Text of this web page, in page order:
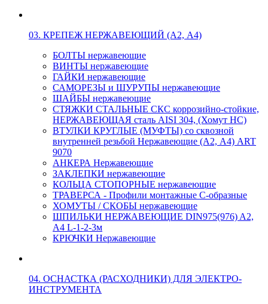
03. КРЕПЕЖ НЕРЖАВЕЮЩИЙ (А2, А4)
БОЛТЫ нержавеющие
ВИНТЫ нержавеющие
ГАЙКИ нержавеющие
САМОРЕЗЫ и ШУРУПЫ нержавеющие
ШАЙБЫ нержавеющие
СТЯЖКИ СТАЛЬНЫЕ СКС коррозийно-стойкие,
НЕРЖАВЕЮЩАЯ сталь AISI 304, (Хомут НС)
ВТУЛКИ КРУГЛЫЕ (МУФТЫ) со сквозной
внутренней резьбой Нержавеющие (А2, А4) ART
9070
АНКЕРА Нержавеющие
ЗАКЛЕПКИ нержавеющие
КОЛЬЦА СТОПОРНЫЕ нержавеющие
ТРАВЕРСА - Профили монтажные С-образные
ХОМУТЫ / СКОБЫ нержавеющие
ШПИЛЬКИ НЕРЖАВЕЮЩИЕ DIN975(976) A2,
А4 L-1-2-3м
КРЮЧКИ Нержавеющие
04. ОСНАСТКА (РАСХОДНИКИ) ДЛЯ ЭЛЕКТРО-
ИНСТРУМЕНТА